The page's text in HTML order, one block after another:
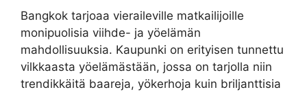
Bangkok tarjoaa vieraileville matkailijoille
monipuolisia viihde- ja yöelämän
mahdollisuuksia. Kaupunki on erityisen tunnettu
vilkkaasta yöelämästään, jossa on tarjolla niin
trendikkäitä baareja, yökerhoja kuin briljanttisia